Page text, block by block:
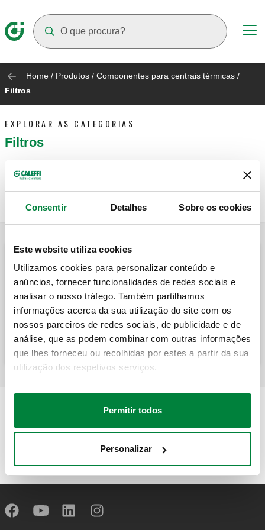
Consentir Detalhes Sobre os cookies
Este website utiliza cookies
Utilizamos cookies para personalizar conteúdo e
anúncios, fornecer funcionalidades de redes sociais e
analisar o nosso tráfego. Também partilhamos
informações acerca da sua utilização do site com os
nossos parceiros de redes sociais, de publicidade e de
análise, que as podem combinar com outras informações
que lhes forneceu ou recolhidas por estes a partir da sua
utilização dos respetivos serviços.
Permitir todos
Personalizar
Home / Produtos / Componentes para centrais térmicas /
Filtros
EXPLORAR AS CATEGORIAS
Filtros
Ir para
Filtro para instalações de aquecimento
Filtro em Y para instalações de
aquecimento.